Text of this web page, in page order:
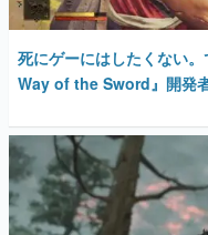
死にゲーにはしたくない
Way of the Sword』開発